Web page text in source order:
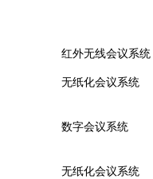
红外无线会议系统
无纸化会议系统
数字会议系统
无纸化会议系统